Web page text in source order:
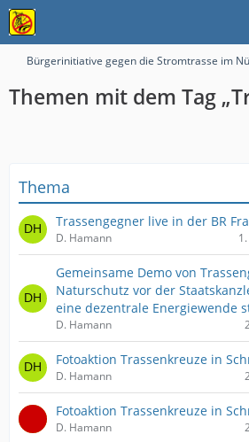
Bürgerinitiative gegen die Stromtrasse im
Themen mit dem Tag
Thema
Trassengegner live in der BR
D. Hamann
Gemeinsame Demo von
Naturschutz vor der
eine dezentrale Energiewende
D. Hamann
Fotoaktion Trassenkreuze in
D. Hamann
Fotoaktion Trassenkreuze in
D. Hamann